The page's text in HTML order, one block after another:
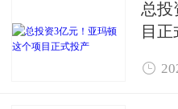
总投
目
